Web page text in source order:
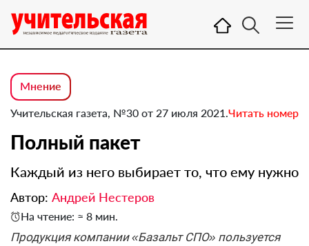
Мнение
Учительская газета, №30 от 27 июля 2021.Читать номер
Полный пакет
Каждый из него выбирает то, что ему нужно
Автор: Андрей Нестеров
На чтение: ≈ 8 мин.
Продукция компании «Базальт СПО» пользуется